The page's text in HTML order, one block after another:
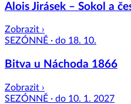
Alois Jirásek – Sokol a
Zobrazit ›
SEZÓNNĚ · do 18. 10.
Bitva u Náchoda 1866
Zobrazit ›
SEZÓNNĚ · do 10. 1. 2027